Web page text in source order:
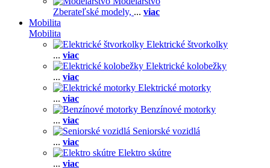
Zberateľské modely, ... viac
Mobilita
Mobilita
Elektrické štvorkolky
... viac
Elektrické kolobežky
... viac
Elektrické motorky
... viac
Benzínové motorky
... viac
Seniorské vozidlá
... viac
Elektro skútre
... viac